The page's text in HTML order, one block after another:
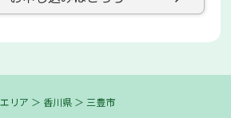
リア ＞ 香川県 ＞ 三豊市